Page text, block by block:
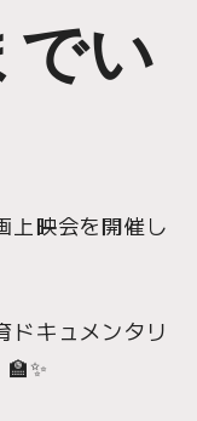
でい
上映会を開催し
ドキュメンタリ
🏫✨